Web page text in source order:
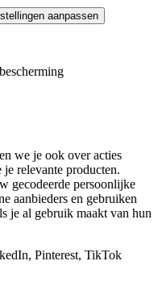
aanpassen
we je ook over acties
relevante producten.
gecodeerde persoonlijke
aanbieders en gebruiken
je al gebruik maakt van hun
Pinterest, TikTok